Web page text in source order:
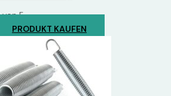
von 5
€.
PRODUKT KAUFEN